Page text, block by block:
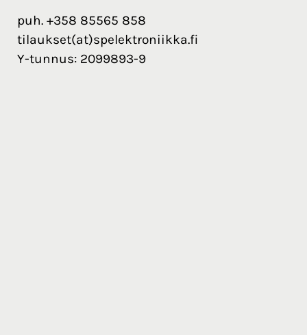
puh. +358 85565 858
tilaukset(at)spelektroniikka.fi
Y-tunnus: 2099893-9